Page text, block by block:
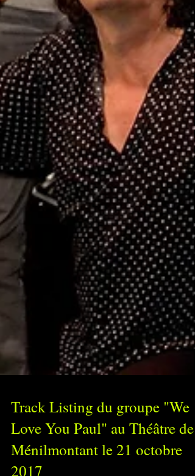
Track Listing du groupe "We
Love You Paul" au Théâtre de